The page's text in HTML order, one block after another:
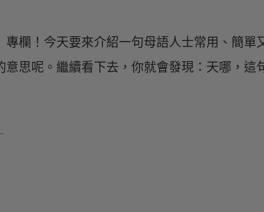
欄！今天要來介紹一句母語人士常用、簡單
思呢。繼續看下去，你就會發現：天哪，這